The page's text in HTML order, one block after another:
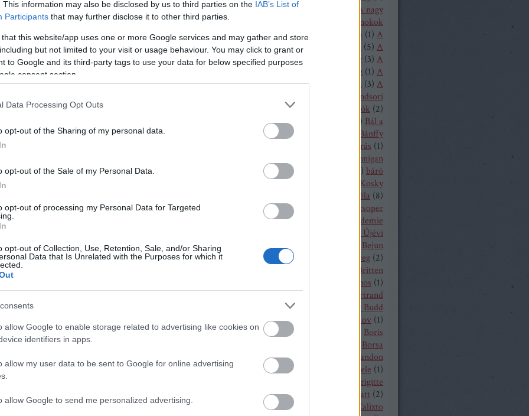
This information may also be disclosed by us to third parties on the IAB’s List of
Participants that may further disclose it to other third parties.
that this website/app uses one or more Google services and may gather and store
but not limited to your visit or usage behaviour. You may click to grant or
to Google and its third-party tags to use your data for below specified purposes
consent section.
Data Processing Opt Outs
opt-out of the Sharing of my personal data.
opt-out of the Sale of my Personal Data.
opt-out of processing my Personal Data for Targeted
opt-out of Collection, Use, Retention, Sale, and/or Sharing
Data that Is Unrelated with the Purposes for which it
allow Google to enable storage related to advertising like cookies on
identifiers in apps.
allow my user data to be sent to Google for online advertising
allow Google to send me personalized advertising.
egy-egy operáját, hiszen ez a belle époque
Tetszik 0
Szólj hozzá!
ég
id/4711137
tartalomnak minősülnek, értük aszolgáltatás technikaiüzemeltetője semmilyen felelősséget nem vállal, azokat nem
A láng (1) A loudoni ördögök
A nagy
A nürnbergi mesterdalnokok
(2) A Nyugat lánya A próféta (1) A
puritánok (1) (5) A
rózsalovag (1)A sevillai borbély (3) A
A távoli hang (1) A
trubadúr(2)A varázsfuvola (3) A
A windsori
A zsidónő Bajazzók (2)
Balassa Sándor
) Bál a
Savoyban
Bánffy Katalin
Bánffy
Bánó András (1)
Barbara Hannigan
1 báró Orczy Bódog ) báró
Barrie Kosky
Bartók Béla (8)
Bartók Péter
(2
Bayerische Staatsoper
19)Bayerische Theaterakademie
Bécsi Újévi
Koncert(1)Bedrich Smetana
Bejun
Mehta
Békés András bélyeg (2)
Benjamin Britten
Berkes János (1)
Bertrand
beszámoló
Billy Budd
Birgit Nilsson Bogdan Volkov (1)
Bohémélet
( Borisz Godunov
Boris
Borsa
Miklós(1)
Brandon
Jovanovich
3) Bregenzer Festspiele (1)
Brigitte
Fassbaender
Brindley Sherratt (2)
Bubik Árpád
1)
Calixto